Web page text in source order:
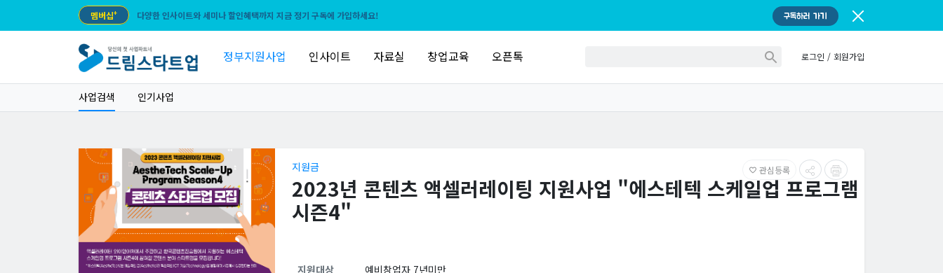
멤버십+ 다양한 인사이트와 세미나 할인혜택까지 지금 정기 구독에 가입하세요! 구독하러 가기
정부지원사업 인사이트 자료실 창업교육 오픈톡 로그인 / 회원가입
사업검색 인기사업
favorite_border 관심등록
지원금
2023년 콘텐츠 액셀러레이팅 지원사업 "에스테텍 스케일업 프로그램
시즌4"
지원대상
예비창업자 7년미만